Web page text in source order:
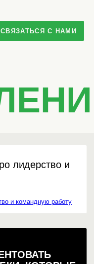
СВЯЗАТЬСЯ С НАМИ
лидерство и